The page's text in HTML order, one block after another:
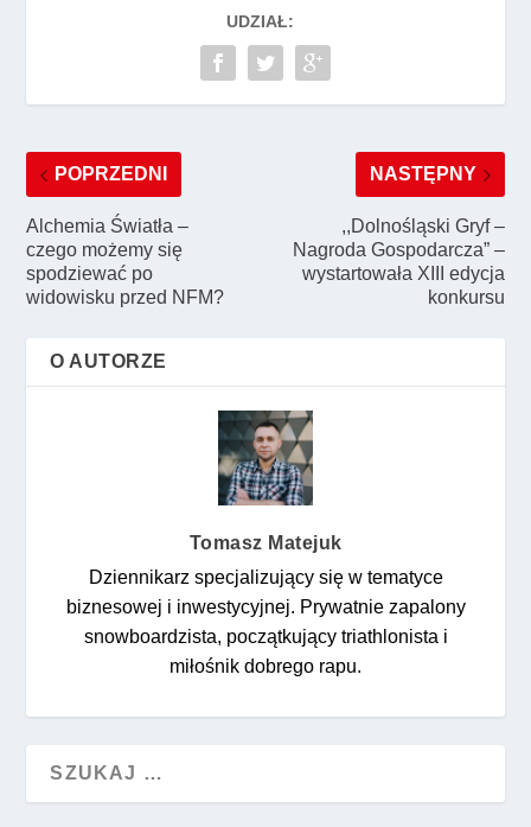
UDZIAŁ:
POPRZEDNI
Alchemia Światła –
czego możemy się
spodziewać po
widowisku przed NFM?
NASTĘPNY
,,Dolnośląski Gryf –
Nagroda Gospodarcza” –
wystartowała XIII edycja
konkursu
O AUTORZE
Tomasz Matejuk
Dziennikarz specjalizujący się w tematyce
biznesowej i inwestycyjnej. Prywatnie zapalony
snowboardzista, początkujący triathlonista i
miłośnik dobrego rapu.